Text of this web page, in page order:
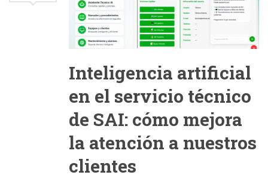
Inteligencia artificial
en el servicio técnico
de SAI: cómo mejora
la atención a nuestros
clientes